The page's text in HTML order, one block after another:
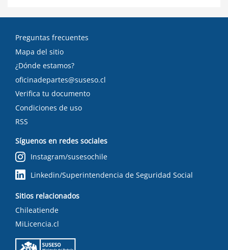
Preguntas frecuentes
Mapa del sitio
¿Dónde estamos?
oficinadepartes@suseso.cl
Verifica tu documento
Condiciones de uso
RSS
Síguenos en redes sociales
Instagram/susesochile
Linkedin/Superintendencia de Seguridad Social
Sitios relacionados
Chileatiende
MiLicencia.cl